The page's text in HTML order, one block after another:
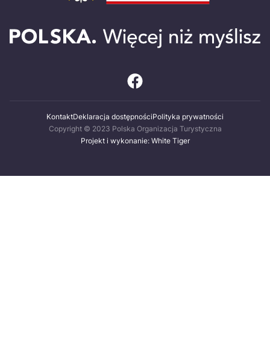
KontaktDeklaracja dostępnościPolityka prywatności
Copyright © 2023 Polska Organizacja Turystyczna
Projekt i wykonanie: White Tiger